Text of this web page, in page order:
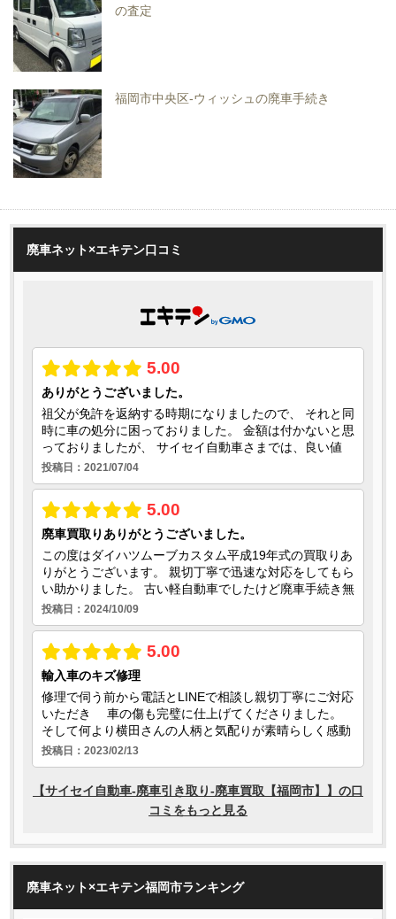
の査定
福岡市中央区-ウィッシュの廃車手続き
廃車ネット×エキテン口コミ
廃車ネット×エキテン福岡市ランキング